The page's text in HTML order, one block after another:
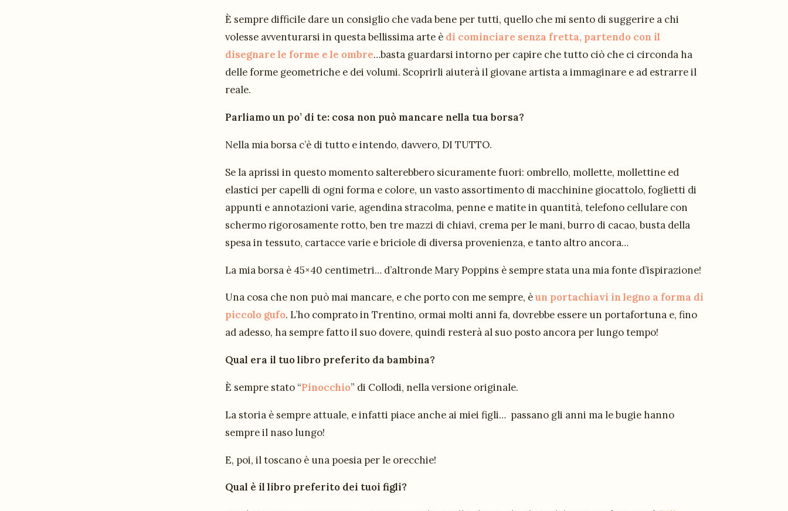
È sempre difficile dare un consiglio che vada bene per tutti, quello che mi sento di suggerire a chi
volesse avventurarsi in questa bellissima arte è di cominciare senza fretta, partendo con il
disegnare le forme e le ombre…basta guardarsi intorno per capire che tutto ciò che ci circonda ha
delle forme geometriche e dei volumi. Scoprirli aiuterà il giovane artista a immaginare e ad estrarre il
reale.
Parliamo un po’ di te: cosa non può mancare nella tua borsa?
Nella mia borsa c’è di tutto e intendo, davvero, DI TUTTO.
Se la aprissi in questo momento salterebbero sicuramente fuori: ombrello, mollette, mollettine ed
elastici per capelli di ogni forma e colore, un vasto assortimento di macchinine giocattolo, foglietti di
appunti e annotazioni varie, agendina stracolma, penne e matite in quantità, telefono cellulare con
schermo rigorosamente rotto, ben tre mazzi di chiavi, crema per le mani, burro di cacao, busta della
spesa in tessuto, cartacce varie e briciole di diversa provenienza, e tanto altro ancora…
La mia borsa è 45×40 centimetri… d’altronde Mary Poppins è sempre stata una mia fonte d’ispirazione!
Una cosa che non può mai mancare, e che porto con me sempre, èun portachiavi in legno a forma di
piccolo gufo. L’ho comprato in Trentino, ormai molti anni fa, dovrebbe essere un portafortuna e, fino
ad adesso, ha sempre fatto il suo dovere, quindi resterà al suo posto ancora per lungo tempo!
Qual era il tuo libro preferito da bambina?
È sempre stato “Pinocchio” di Collodi, nella versione originale.
La storia è sempre attuale, e infatti piace anche ai miei figli… passano gli anni ma le bugie hanno
sempre il naso lungo!
E, poi, il toscano è una poesia per le orecchie!
Qual è il libro preferito dei tuoi figli?